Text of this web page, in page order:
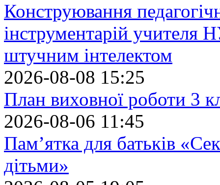
Конструювання
інструментарій учителя
штучним інтелектом
2026-08-08 15:25
План виховної роботи 3
2026-08-06 11:45
Пам’ятка для батьків
дітьми»